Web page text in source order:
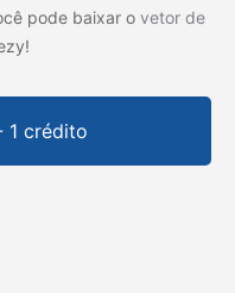
pode baixar o vetor de
1 crédito